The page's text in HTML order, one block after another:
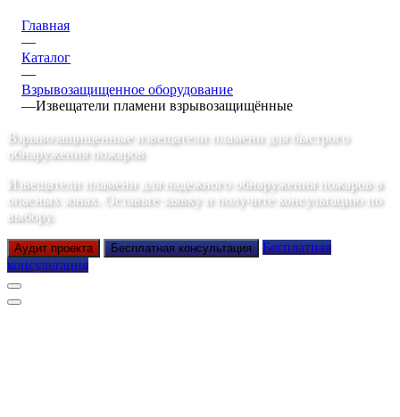
Главная
—
Каталог
—
Взрывозащищенное оборудование
—Извещатели пламени взрывозащищённые
Взрывозащищенные извещатели пламени для быстрого
обнаружения пожаров
Извещатели пламени для надежного обнаружения пожаров в
опасных зонах. Оставьте заявку и получите консультацию по
выбору.
Аудит проекта Бесплатная консультация
Бесплатная
консультация